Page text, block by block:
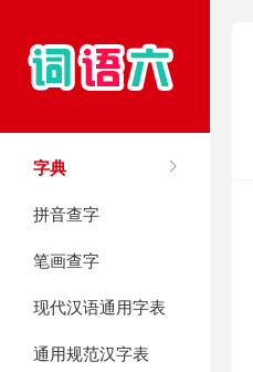
字典
拼音查字
笔画查字
现代汉语通用字表
通用规范汉字表